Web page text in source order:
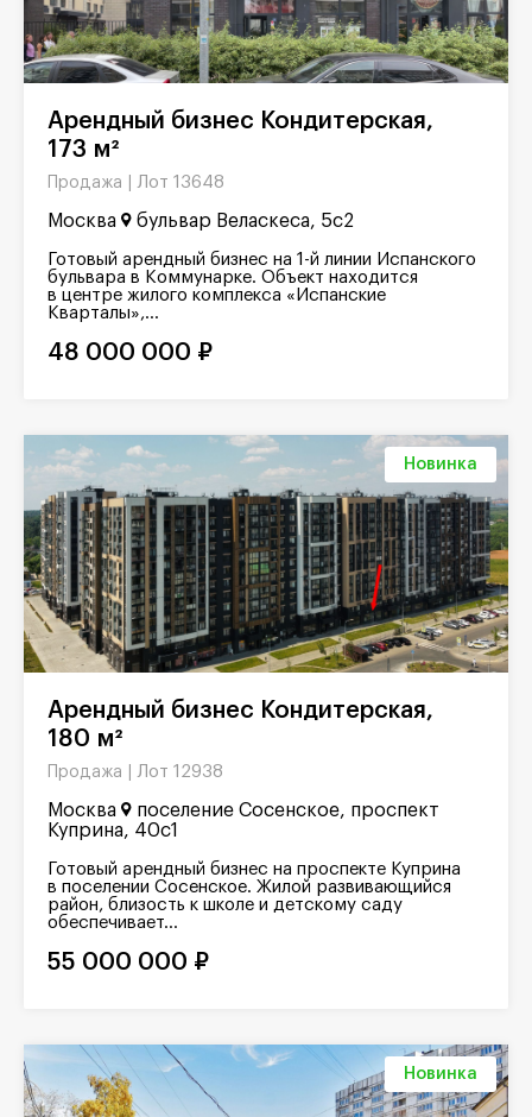
Арендный бизнес Кондитерская,
173 м²
Продажа | Лот 13648
Москва бульвар Веласкеса, 5с2
Готовый арендный бизнес на 1-й линии Испанского
бульвара в Коммунарке. Объект находится
в центре жилого комплекса «Испанские
Кварталы»,...
48 000 000 ₽
Новинка
Арендный бизнес Кондитерская,
180 м²
Продажа | Лот 12938
Москва
поселение Сосенское, проспект
Куприна, 40с1
Готовый арендный бизнес на проспекте Куприна
в поселении Сосенское. Жилой развивающийся
район, близость к школе и детскому саду
обеспечивает...
55 000 000 ₽
Новинка